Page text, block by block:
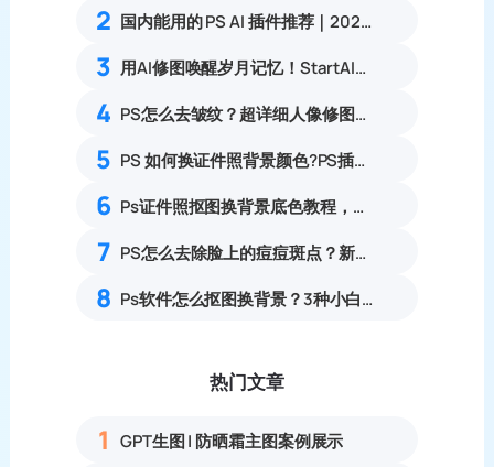
2 国内能用的 PS AI 插件推荐｜2026 4款AI插件最新实测
3 用AI修图唤醒岁月记忆！StartAI老照片修复实测，让珍贵记忆重获新生
4 PS怎么去皱纹？超详细人像修图教程，新手一看就会
5 PS 如何换证件照背景颜色?PS插件一键换证件照颜色
6 Ps证件照抠图换背景底色教程，新手3分钟搞定
7 PS怎么去除脸上的痘痘斑点？新手也能3步无痕修图
8 Ps软件怎么抠图换背景？3种小白也能轻松换底色的超实用抠图方法
热门文章
1 GPT生图 | 防晒霜主图案例展示